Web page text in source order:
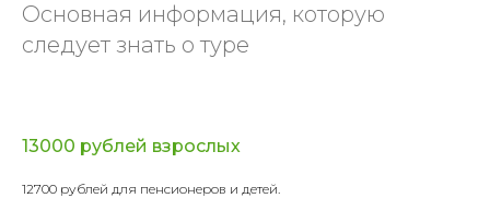
Основная информация, которую
следует знать о туре
13000 рублей взрослых
12700 рублей для пенсионеров и детей.